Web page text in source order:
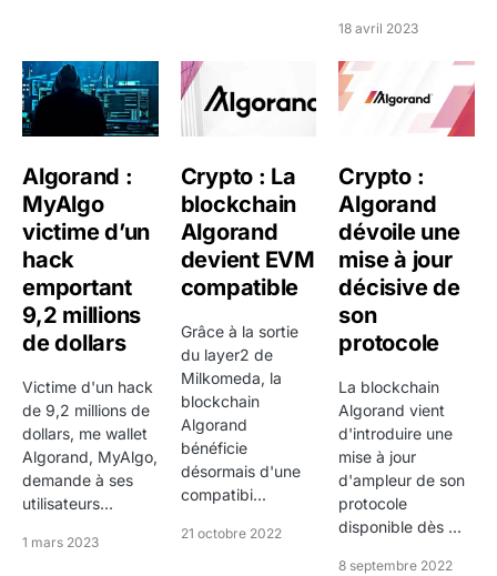
Le supply maximum d'ALGO est fixé à10 milliards de
tokens
. Actuellement, environ9,02 Md
ALGO sont en
circulation, soit environ
Distribution
: les tokens sont distribués via des
récompenses de participation, des grants
écosystémiques, des ventes et des programmes
d'incentives
Governance rewards
: les détenteurs d'ALGO
peuvent participer à la gouvernance trimestrielle en
verrouillant leurs tokens et en votant sur les
propositions, recevant des récompenses en
échange
Pas de slashing : contrairement à d'autres
blockchains PoS, Algorand ne pénalise pas les
validateurs, réduisant les risques pour les
18 avril 2023
Algorand :
MyAlgo
victime d’un
hack
emportant
9,2 millions
de dollars
Victime d'un hack
de 9,2 millions de
dollars, me wallet
Algorand, MyAlgo,
demande à ses
utilisateurs...
1 mars 2023
Crypto : La
blockchain
Algorand
devient EVM
compatible
Grâce à la sortie
du layer2 de
Milkomeda, la
blockchain
Algorand
bénéficie
désormais d'une
compatibi...
21 octobre 2022
Crypto :
Algorand
dévoile une
mise à jour
décisive de
son
protocole
La blockchain
Algorand vient
d'introduire une
mise à jour
d'ampleur de son
protocole
disponible dès ...
8 septembre 2022